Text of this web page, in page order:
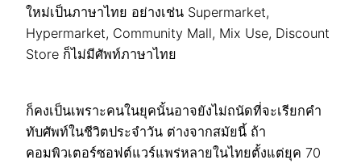
ใหม่เป็นภาษาไทย อย่างเช่น Supermarket,
Hypermarket, Community Mall, Mix Use, Discount
Store ก็ไม่มีศัพท์ภาษาไทย
ก็คงเป็นเพราะคนในยุคนั้นอาจยังไม่ถนัดที่จะเรียกคำ
ทับศัพท์ในชีวิตประจำวัน ต่างจากสมัยนี้ ถ้า
คอมพิวเตอร์ซอฟต์แวร์แพร่หลายในไทยตั้งแต่ยุค 70